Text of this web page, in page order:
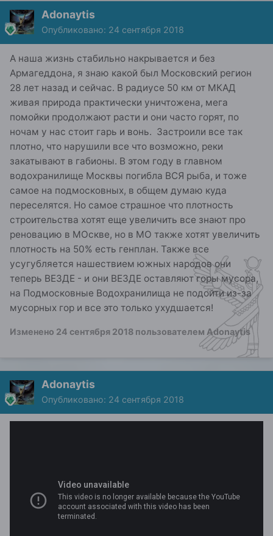
Adonaytis
Опубликовано: 24 сентября 2018
А наша жизнь стабильно накрывается и без
Армагеддона, я знаю какой был Московский регион
28 лет назад и сейчас. В радиусе 50 км от МКАД
живая природа практически уничтожена, мега
помойки продолжают расти и они часто горят, по
ночам у нас стоит гарь и вонь. Застроили все так
плотно, что нарушили все что возможно, реки
закатывают в габионы. В этом году в главном
водохранилище Москвы погибла ВСЯ рыба, и тоже
самое на подмосковных, в общем думаю куда
переселятся. Но самое страшное что плотность
строительства хотят еще увеличить все знают про
реновацию в МОскве, но в МО также хотят увеличить
плотность на 50% есть генплан. Также все
усугубляется нашествием южных народов они
теперь ВЕЗДЕ - и они ВЕЗДЕ оставляют горы мусора,
на Подмосковные Водохранилища не подойти из-за
мусорных гор и все это только ухудшается!
Изменено 24 сентября 2018 пользователем Adonaytis
Adonaytis
Опубликовано: 24 сентября 2018